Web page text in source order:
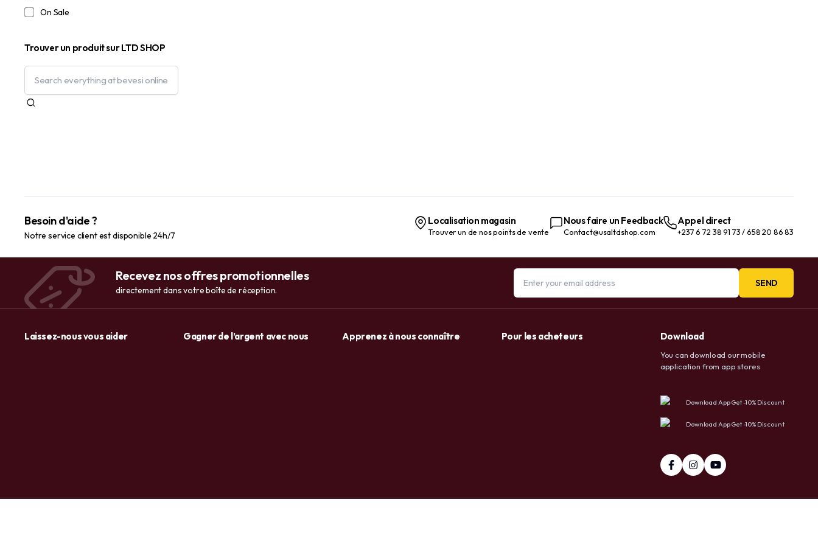
On Sale
Trouver un produit sur LTD SHOP
Besoin d'aide ?
Notre service client est disponible 24h/7
Localisation magasin
Trouver un de nos points de vente
Nous faire un Feedback
Contact@usaltdshop.com
Appel direct
+237 6 72 38 91 73 / 658 20 86 83
Recevez nos offres promotionnelles
directement dans votre boîte de réception.
SEND
Laissez-nous vous aider Gagner de l’argent avec nous Apprenez à nous connaître Pour les acheteurs Download
You can download our mobile
application from app stores
Download App Get -10% Discount
Download App Get -10% Discount